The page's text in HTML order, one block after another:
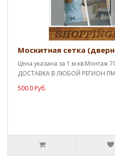
Москитная сетка
Цена указана за 1
ДОСТАВКА В ЛЮБОЙ РЕГИОН
500.0 Руб.